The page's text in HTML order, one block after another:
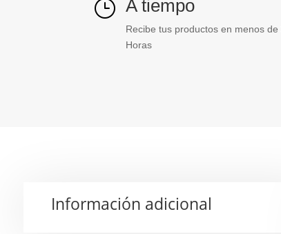
} A tiempo
Recibe tus productos en menos de
Horas
Información adicional